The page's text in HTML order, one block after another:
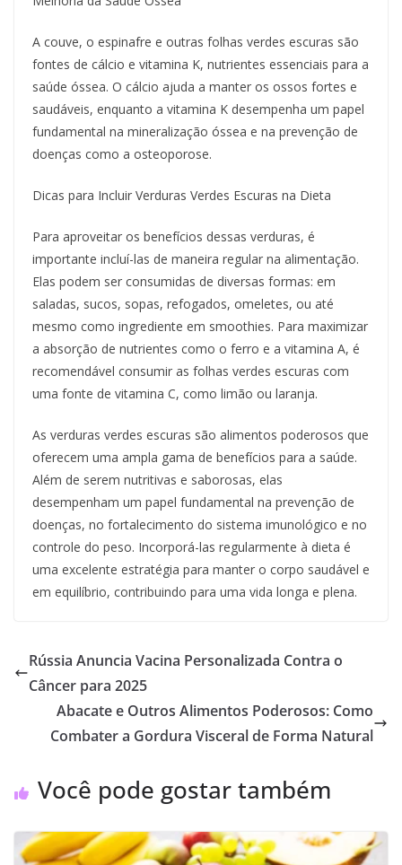
A couve, o espinafre e outras folhas verdes escuras são
fontes de cálcio e vitamina K, nutrientes essenciais para a
saúde óssea. O cálcio ajuda a manter os ossos fortes e
saudáveis, enquanto a vitamina K desempenha um papel
fundamental na mineralização óssea e na prevenção de
doenças como a osteoporose.
Dicas para Incluir Verduras Verdes Escuras na Dieta
Para aproveitar os benefícios dessas verduras, é
importante incluí-las de maneira regular na alimentação.
Elas podem ser consumidas de diversas formas: em
saladas, sucos, sopas, refogados, omeletes, ou até
mesmo como ingrediente em smoothies. Para maximizar
a absorção de nutrientes como o ferro e a vitamina A, é
recomendável consumir as folhas verdes escuras com
uma fonte de vitamina C, como limão ou laranja.
As verduras verdes escuras são alimentos poderosos que
oferecem uma ampla gama de benefícios para a saúde.
Além de serem nutritivas e saborosas, elas
desempenham um papel fundamental na prevenção de
doenças, no fortalecimento do sistema imunológico e no
controle do peso. Incorporá-las regularmente à dieta é
uma excelente estratégia para manter o corpo saudável e
em equilíbrio, contribuindo para uma vida longa e plena.
Rússia Anuncia Vacina Personalizada Contra o
Câncer para 2025
Abacate e Outros Alimentos Poderosos: Como
Combater a Gordura Visceral de Forma Natural
Você pode gostar também